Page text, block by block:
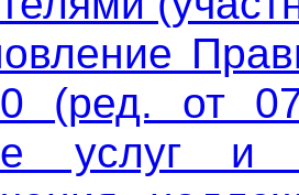
от
услуг и